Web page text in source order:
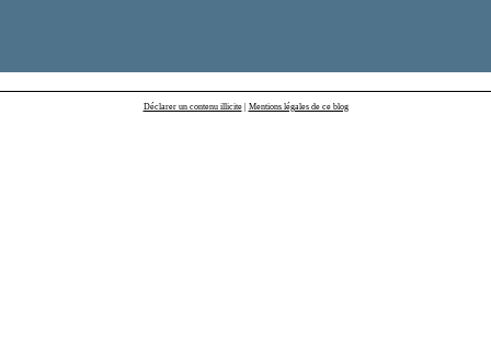
Déclarer un contenu illicite| Mentions légales de ce blog